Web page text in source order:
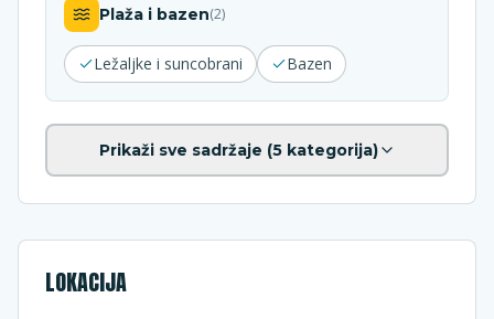
Plaža i bazen(2)
Ležaljke i suncobrani Bazen
Prikaži sve sadržaje (5kategorija)
LOKACIJA